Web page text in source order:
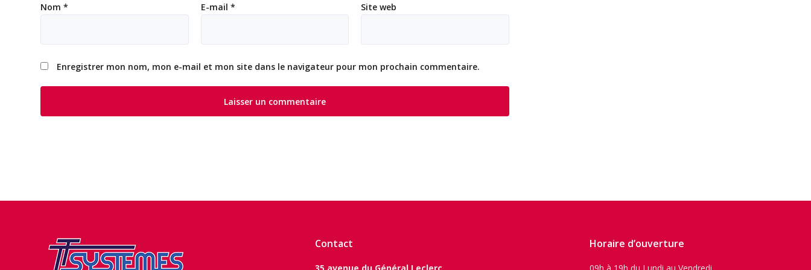
Nom * E-mail * Site web
Enregistrer mon nom, mon e-mail et mon site dans le navigateur pour mon prochain commentaire.
Contact Horaire d’ouverture